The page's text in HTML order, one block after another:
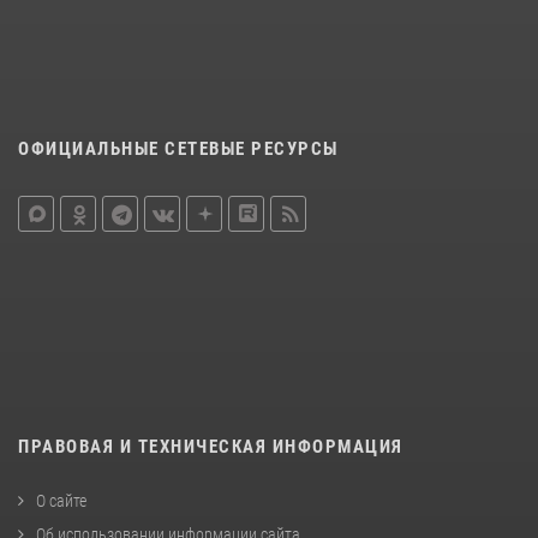
ОФИЦИАЛЬНЫЕ СЕТЕВЫЕ РЕСУРСЫ
ПРАВОВАЯ И ТЕХНИЧЕСКАЯ ИНФОРМАЦИЯ
О сайте